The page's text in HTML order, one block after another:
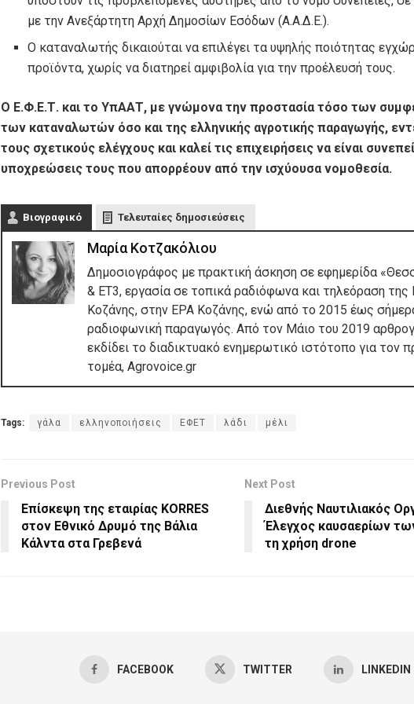
με την Ανεξάρτητη Αρχή Δημοσίων Εσόδων (Α.Α.Δ.Ε.).
Ο καταναλωτής δικαιούται να επιλέγει τα υψηλής ποιότητας
προϊόντα, χωρίς να διατηρεί αμφιβολία για την προέλευσή τους.
Ο Ε.Φ.Ε.Τ. και το ΥπΑΑΤ, με γνώμονα την προστασία τόσο των
των καταναλωτών όσο και της ελληνικής αγροτικής παραγωγής,
τους σχετικούς ελέγχους και καλεί τις επιχειρήσεις να είναι
υποχρεώσεις τους που απορρέουν από την ισχύουσα νομοθεσία.
Βιογραφικό Τελευταίες δημοσιεύσεις
Μαρία Κοτζακόλιου
Δημοσιογράφος με πρακτική άσκηση σε εφημερίδα
& ΕΤ3, εργασία σε τοπικά ραδιόφωνα και τηλεόραση της
Κοζάνης, στην ΕΡΑ Κοζάνης, ενώ από το 2015 έως
ραδιοφωνική παραγωγός. Από τον Μάιο του 2019
εκδίδει το διαδικτυακό ενημερωτικό ιστότοπο για τον
τομέα, Agrovoice.gr
Tags: γάλα ελληνοποιήσεις ΕΦΕΤ λάδι μέλι
Previous Post
Επίσκεψη της εταιρίας KORRES
στον Εθνικό Δρυμό της Βάλια
Κάλντα στα Γρεβενά
Next Post
Διεθνής Ναυτιλιακός
Έλεγχος καυσαερίων
τη χρήση drone
FACEBOOK TWITTER LINKEDIN